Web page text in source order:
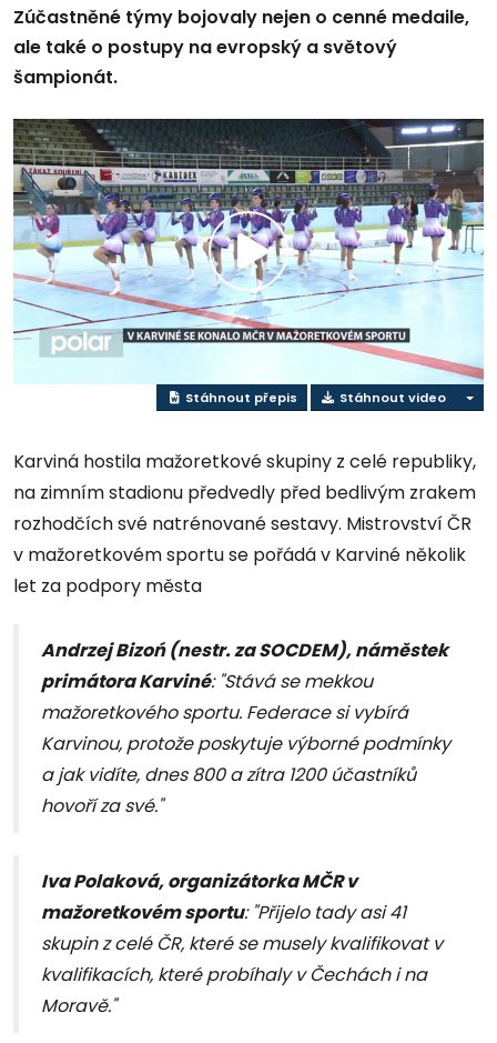
Zúčastněné týmy bojovaly nejen o cenné medaile,
ale také o postupy na evropský a světový
šampionát.
Přehrát
video
Stáhnout přepis Stáhnout video
Karviná hostila mažoretkové skupiny z celé republiky,
na zimním stadionu předvedly před bedlivým zrakem
rozhodčích své natrénované sestavy. Mistrovství ČR
v mažoretkovém sportu se pořádá v Karviné několik
let za podpory města
Andrzej Bizoń (nestr. za SOCDEM), náměstek
primátora Karviné: "Stává se mekkou
mažoretkového sportu. Federace si vybírá
Karvinou, protože poskytuje výborné podmínky
a jak vidíte, dnes 800 a zítra 1200 účastníků
hovoří za své."
Iva Polaková, organizátorka MČR v
mažoretkovém sportu: "Přijelo tady asi 41
skupin z celé ČR, které se musely kvalifikovat v
kvalifikacích, které probíhaly v Čechách i na
Moravě."